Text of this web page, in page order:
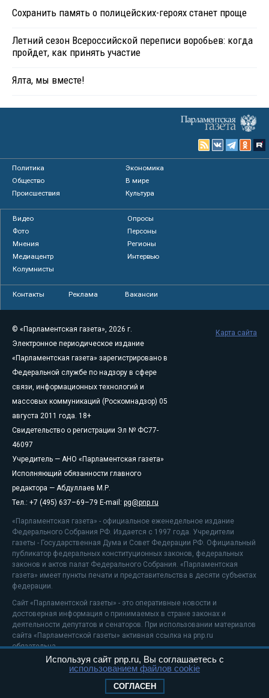
Сохранить память о полицейских-героях станет проще
Летний сезон Всероссийской переписи воробьев: когда
пройдет, как принять участие
Ялта, мы вместе!
Политика
Экономика
Общество
В мире
Происшествия
Культура
Видео
Опросы
Фото
Персоны
Мнения
Регионы
Медиацентр
Интервью
Колумнисты
Контакты Реклама Вакансии
© «Парламентская газета», 2026 г.
Электронное периодическое издание
«Парламентская газета» зарегистрировано в
Федеральной службе по надзору в сфере
связи, информационных технологий и
массовых коммуникаций (Роскомнадзор) 05
августа 2011 года. 18+
Свидетельство о регистрации Эл № ФС77-
46097
Учредитель — АНО «Парламентская газета»
Исполняющий обязанности главного
редактора — Абдуллаев М.Р.
Тел.: +7 (495) 637–69–79 E-mail: pg@pnp.ru
«Парламентская газета» - официальное еженедельное издание
Федерального Собрания РФ. Издается с 1997 года. Учредители
газеты - Государственная Дума и Совет Федерации РФ. Официальный
публикатор федеральных конституционных законов, федеральных
законов и актов палат Федерального Собрания. «Парламентская
газета» имеет пункты печати и представительства в десяти субъектах
федерации.
Сайт «Парламентской газеты» - это оперативные новости и
достоверная информация о принимаемых в стране законах и
деятельности депутатов и сенаторов. При использовании материалов
сайта «Парламентской газеты» активная ссылка на pnp.ru
обязательна.
На информационном ресурсе применяютсярекомендательные
Положение о защите персональных данных
Карта сайта
Используя сайт pnp.ru, Вы соглашаетесь с
использованием файлов cookie
СОГЛАСЕН